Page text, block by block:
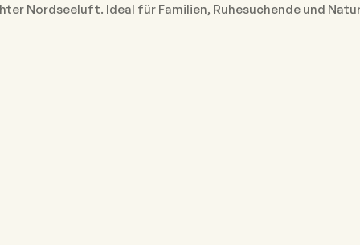
Nordseeluft. Ideal für Familien, Ruhesuchende und